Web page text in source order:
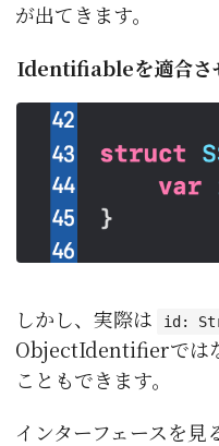
が出てきます。
Identifiableを適合さ
しかし、実際は id:
ObjectIdentifierでは
こともできます。
インターフェースを